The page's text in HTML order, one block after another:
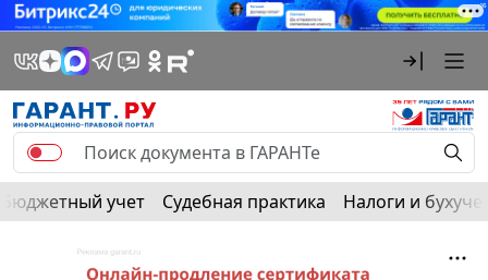
Бюджетный учет Судебная практика Налоги и